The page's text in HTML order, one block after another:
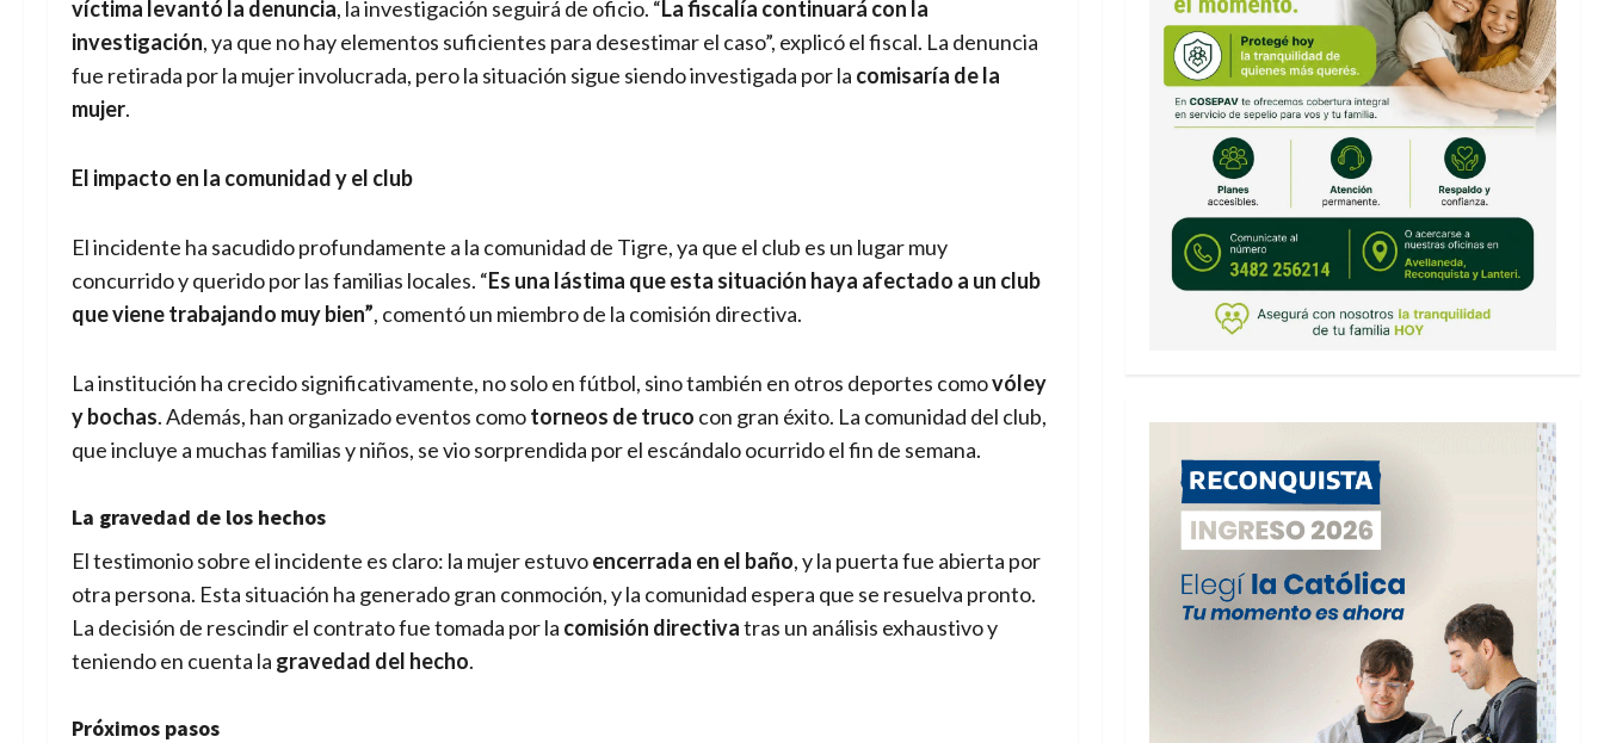
víctima levantó la denuncia, la investigación seguirá de oficio. “La fiscalía continuará con la
investigación, ya que no hay elementos suficientes para desestimar el caso”, explicó el fiscal. La denuncia
fue retirada por la mujer involucrada, pero la situación sigue siendo investigada por la comisaría de la
mujer.
El impacto en la comunidad y el club
El incidente ha sacudido profundamente a la comunidad de Tigre, ya que el club es un lugar muy
concurrido y querido por las familias locales. “Es una lástima que esta situación haya afectado a un club
que viene trabajando muy bien”, comentó un miembro de la comisión directiva.
La institución ha crecido significativamente, no solo en fútbol, sino también en otros deportes comovóley
y bochas. Además, han organizado eventos comotorneos de truco con gran éxito. La comunidad del club,
que incluye a muchas familias y niños, se vio sorprendida por el escándalo ocurrido el fin de semana.
La gravedad de los hechos
El testimonio sobre el incidente es claro: la mujer estuvoencerrada en el baño, y la puerta fue abierta por
otra persona. Esta situación ha generado gran conmoción, y la comunidad espera que se resuelva pronto.
La decisión de rescindir el contrato fue tomada por la comisión directivatras un análisis exhaustivo y
teniendo en cuenta la gravedad del hecho.
Próximos pasos